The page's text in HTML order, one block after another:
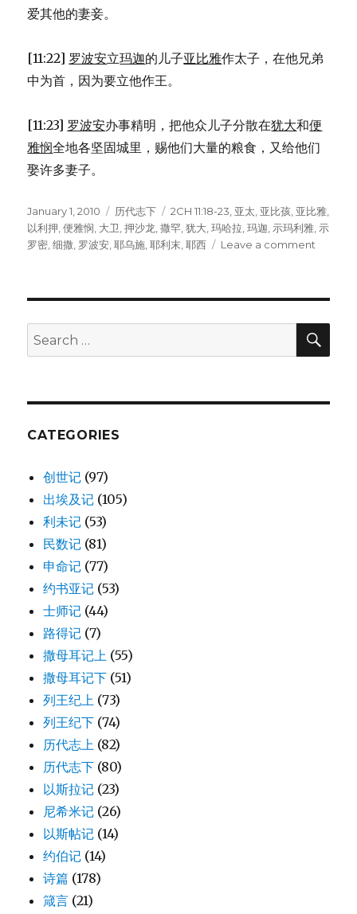
爱其他的妻妾。
[11:22] 罗波安立玛迦的儿子亚比雅作太子，在他兄弟
中为首，因为要立他作王。
[11:23] 罗波安办事精明，把他众儿子分散在犹大和便
雅悯全地各坚固城里，赐他们大量的粮食，又给他们
娶许多妻子。
Posted
on
January 1, 2010 Categories
历代志下 Tags
2CH 11:18-23 亚太 亚比孩 亚比雅
以利押 ,便雅悯 大卫 ,押沙龙 ,撒罕 ,犹大 ,玛哈拉 ,玛迦 示玛利雅 示
罗密 ,细撒 罗波安 ,耶乌施 ,耶利末 ,耶西 Leave a comment
室
Search
for:
CATEGORIES
创世记 (97)
出埃及记 (105)
利未记 (53)
民数记 (81)
申命记 (77)
约书亚记 (53)
士师记 (44)
路得记 (7)
撒母耳记上 (55)
撒母耳记下 (51)
列王纪上 (73)
列王纪下 (74)
历代志上 (82)
历代志下 (80)
以斯拉记 (23)
尼希米记 (26)
以斯帖记 (14)
约伯记 (14)
诗篇 (178)
箴言 (21)